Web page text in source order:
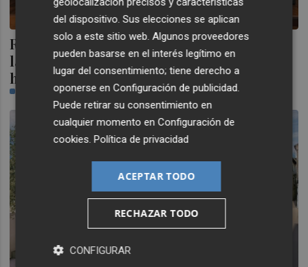
Riba-roja de Túria reclama a la Generalitat
la reactivación de la llegada del metro
hasta el centro urbano
del dispositivo. Sus elecciones se aplican
solo a este sitio web. Algunos proveedores
pueden basarse en el interés legítimo en
lugar del consentimiento; tiene derecho a
oponerse enConfiguración de publicidad.
Puede retirar su consentimiento en
cualquier momento enConfiguración de
cookies.Política de privacidad
ACEPTAR TODO
RECHAZAR TODO
CONFIGURAR